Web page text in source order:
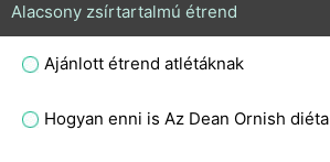
Alacsony zsírtartalmú étrend
Ajánlott étrend atlétáknak
Hogyan enni is Az Dean Ornish diéta